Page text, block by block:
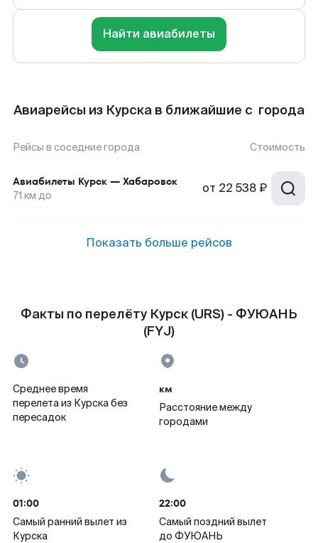
Найти авиабилеты
Авиарейсы из Курска в ближайшие с города
Рейсы в соседние города Стоимость
Авиабилеты Курск — Хабаровск
71 км до от 22 538 ₽
Показать больше рейсов
Факты по перелёту Курск (URS) - ФУЮАНЬ
(FYJ)
Среднее время
перелета из Курска без
пересадок
км
Расстояние между
городами
01:00
Самый ранний вылет из
Курска
22:00
Самый поздний вылет
до ФУЮАНЬ